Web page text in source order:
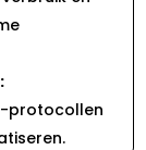
protocollen